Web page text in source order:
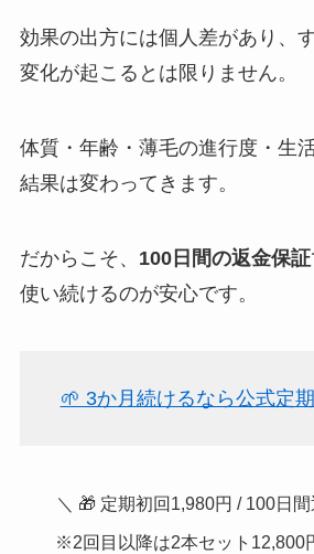
効果の出方には個人差があり、
変化が起こるとは限りません。
体質・年齢・薄毛の進行度・生
結果は変わってきます。
だからこそ、 100日間の返金保証
使い続けるのが安心です。
🌱 3か月続けるなら公式定
＼ 🎁 定期初回1,980円 / 100日
※2回目以降は2本セット12,800